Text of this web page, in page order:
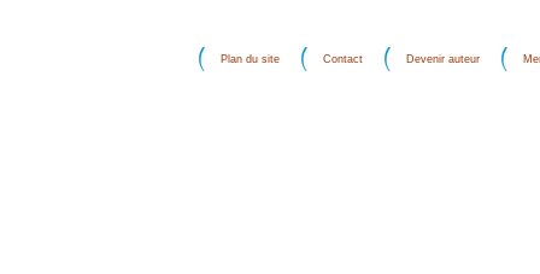
Plan du site Contact Devenir auteur